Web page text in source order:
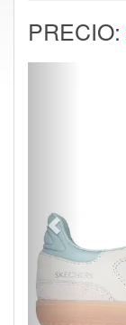
PRECIO: